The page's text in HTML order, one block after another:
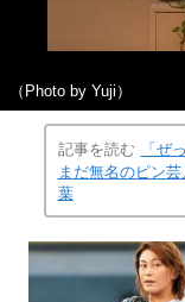
（Photo by Yuji）
記事を読む
「ぜ
まだ無名のピン
葉